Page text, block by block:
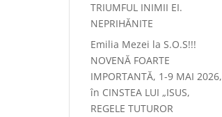
TRIUMFUL INIMII EI.
NEPRIHĂNITE
Emilia Mezei laS.O.S!!!
NOVENĂ FOARTE
IMPORTANTĂ, 1-9 MAI 2026,
în CINSTEA LUI „ISUS,
REGELE TUTUROR